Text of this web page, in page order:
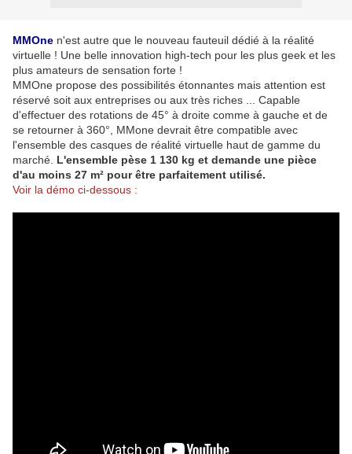
MMOne n'est autre que le nouveau fauteuil dédié à la réalité
virtuelle ! Une belle innovation high-tech pour les plus geek et les
plus amateurs de sensation forte !
MMOne propose des possibilités étonnantes mais attention est
réservé soit aux entreprises ou aux très riches ... Capable
d'effectuer des rotations de 45° à droite comme à gauche et de
se retourner à 360°, MMone devrait être compatible avec
l'ensemble des casques de réalité virtuelle haut de gamme du
marché. L'ensemble pèse 1 130 kg et demande une pièce
d'au moins 27 m² pour être parfaitement utilisé.
Voir la démo ci-dessous :